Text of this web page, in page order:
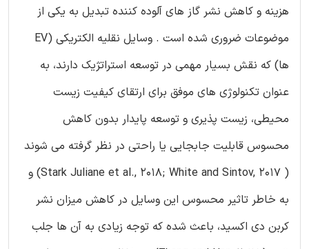
هزینه و کاهش نشر گاز های آلوده کننده تبدیل به یکی از
موضوعات ضروری شده است . وسایل نقلیه الکتریکی (EV
ها) که نقش بسیار مهمی در توسعه استراتژیک دارند، به
عنوان تکنولوژی های موفق برای ارتقای کیفیت زیست
محیطی، زیست پذیری و توسعه پایدار بدون کاهش
محسوس قابلیت جابجایی یا راحتی در نظر گرفته می شوند
( Stark Juliane et al., 2018; White and Sintov, 2017) و
به خاطر تاثیر محسوس این وسایل در کاهش میزان نشر
کربن دی اکسید، باعث شده که توجه زیادی به آن ها جلب